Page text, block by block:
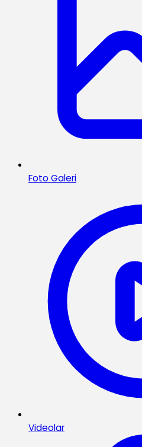
Foto Galeri
Videolar